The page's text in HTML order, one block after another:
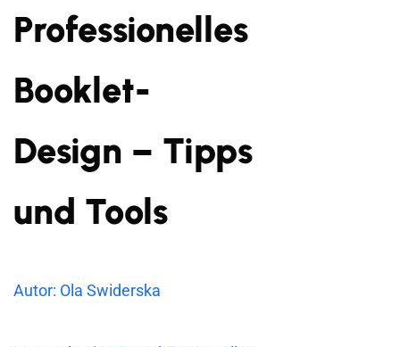
Professionelles
Booklet-
Design – Tipps
und Tools
Autor: Ola Swiderska